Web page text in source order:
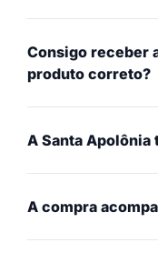
Consigo receber
produto correto?
A Santa
A compra